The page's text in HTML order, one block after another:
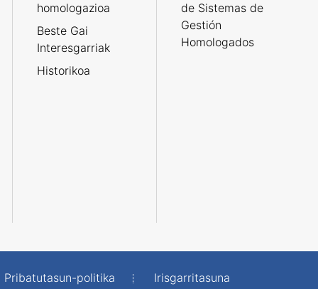
homologazioa
Beste Gai
Interesgarriak
Historikoa
de Sistemas de
Gestión
Homologados
Pribatutasun-politika Irisgarritasuna